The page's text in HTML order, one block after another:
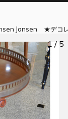
Jansen デコ
1 / 5